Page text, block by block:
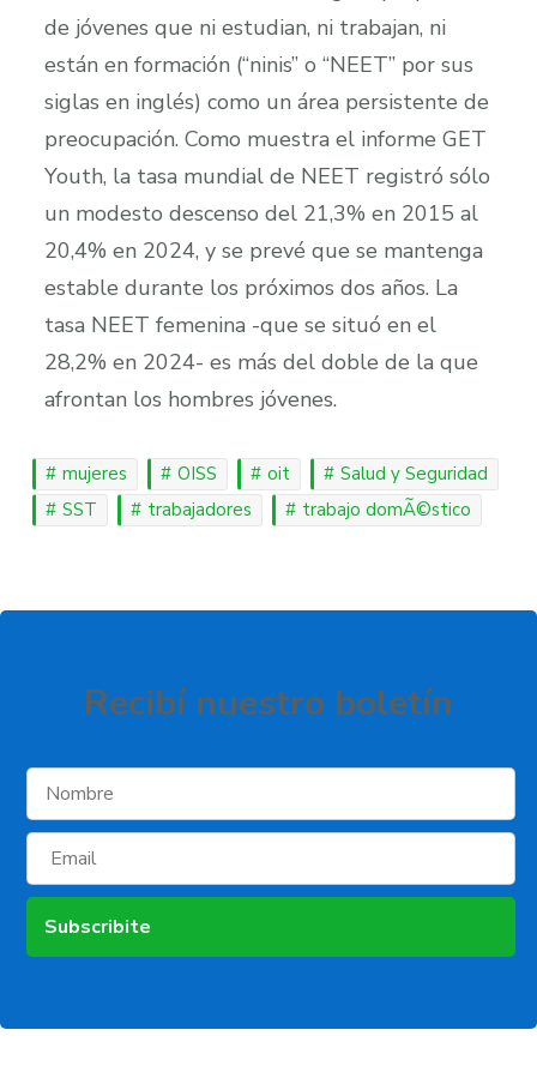
de jóvenes que ni estudian, ni trabajan, ni
están en formación (“ninis” o “NEET” por sus
siglas en inglés) como un área persistente de
preocupación. Como muestra el informe GET
Youth, la tasa mundial de NEET registró sólo
un modesto descenso del 21,3% en 2015 al
20,4% en 2024, y se prevé que se mantenga
estable durante los próximos dos años. La
tasa NEET femenina -que se situó en el
28,2% en 2024- es más del doble de la que
afrontan los hombres jóvenes.
mujeres OISS oit
Salud y Seguridad
SST
trabajadores trabajo domÃ©stico
Recibí­ nuestro boletí­n